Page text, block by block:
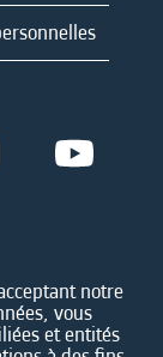
d
a
n
s
notre
vous
et entités